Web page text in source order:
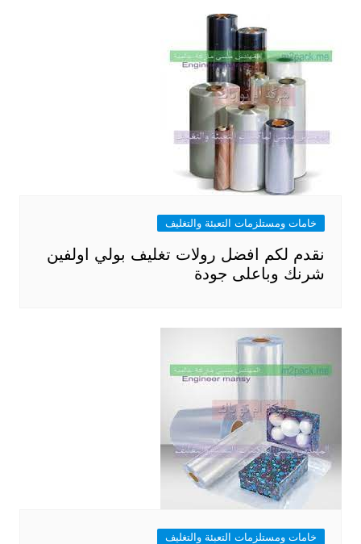
خامات ومستلزمات التعبئة والتغليف
نقدم لكم افضل رولات تغليف بولي اولفين
شرنك وباعلى جودة
خامات ومستلزمات التعبئة والتغليف